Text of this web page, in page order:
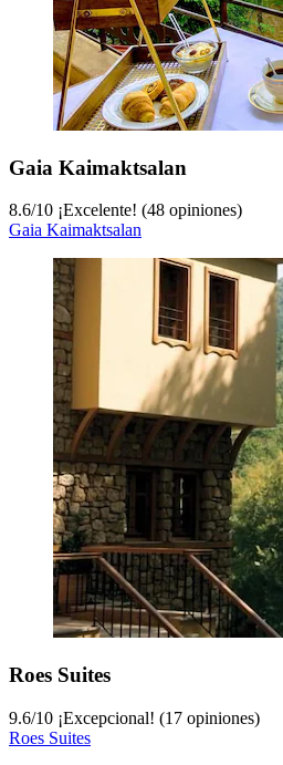
Gaia Kaimaktsalan
8.6/10 ¡Excelente! (48 opiniones)
Gaia Kaimaktsalan
Roes Suites
9.6/10 ¡Excepcional! (17 opiniones)
Roes Suites